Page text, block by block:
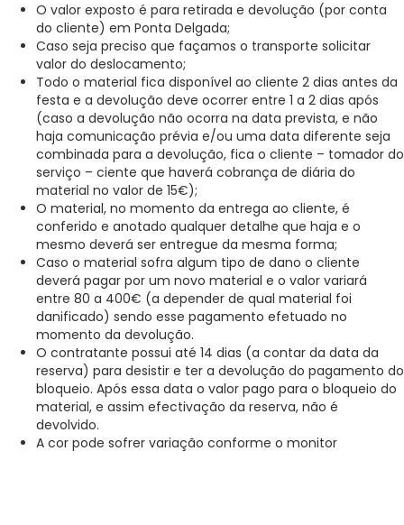
aniversário.
O valor exposto é para retirada e devolução (por conta
do cliente) em Ponta Delgada;
Caso seja preciso que façamos o transporte solicitar
valor do deslocamento;
Todo o material fica disponível ao cliente 2 dias antes da
festa e a devolução deve ocorrer entre 1 a 2 dias após
(caso a devolução não ocorra na data prevista, e não
haja comunicação prévia e/ou uma data diferente seja
combinada para a devolução, fica o cliente – tomador do
serviço – ciente que haverá cobrança de diária do
material no valor de 15€);
O material, no momento da entrega ao cliente, é
conferido e anotado qualquer detalhe que haja e o
mesmo deverá ser entregue da mesma forma;
Caso o material sofra algum tipo de dano o cliente
deverá pagar por um novo material e o valor variará
entre 80 a 400€ (a depender de qual material foi
danificado) sendo esse pagamento efetuado no
momento da devolução.
O contratante possui até 14 dias (a contar da data da
reserva) para desistir e ter a devolução do pagamento do
bloqueio. Após essa data o valor pago para o bloqueio do
material, e assim efectivação da reserva, não é
devolvido.
A cor pode sofrer variação conforme o monitor